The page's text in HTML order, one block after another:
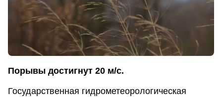
Порывы достигнут 20 м/с.
Государственная гидрометеорологическая